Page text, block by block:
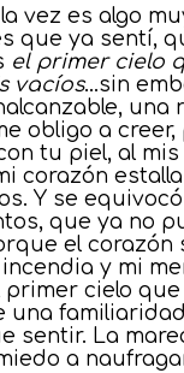
vez es algo
que ya sentí,
el primer cielo
vacíos…sin
, una
obligo a
tu piel, al
corazón
Y se
que ya no
el
y mi
primer cielo
una
sentir. La
a